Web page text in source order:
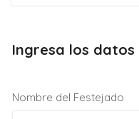
Ingresa los
Nombre del Festejado